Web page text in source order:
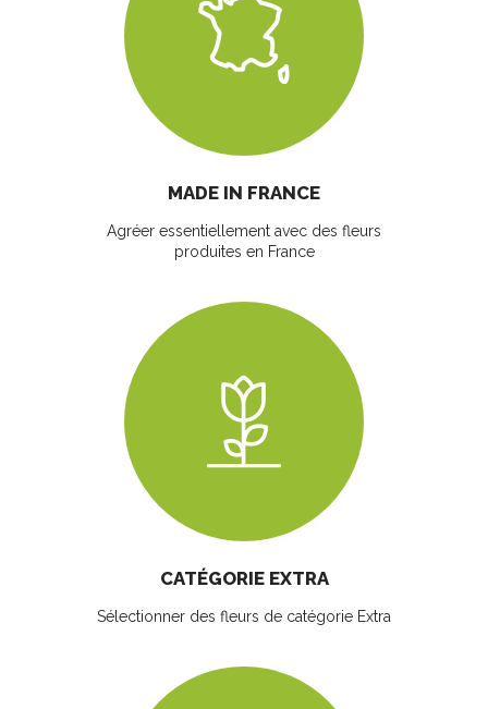
MADE IN FRANCE
Agréer essentiellement avec des fleurs
produites en France
CATÉGORIE EXTRA
Sélectionner des fleurs de catégorie Extra